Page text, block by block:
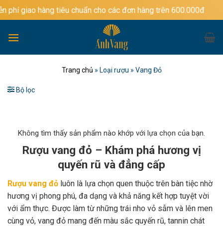
Bỏ
qua
dung
tiêu chuẩn cho các đơn hàng trên 600.000đ
Trang chủ » Loại rượu » Vang Đỏ
Bộ lọc
Không tìm thấy sản phẩm nào khớp với lựa chọn của bạn.
Rượu vang đỏ – Khám phá hương vị
quyến rũ và đẳng cấp
Rượu vang đỏ luôn là lựa chọn quen thuộc trên bàn tiệc nhờ
hương vị phong phú, đa dạng và khả năng kết hợp tuyệt vời
với ẩm thực. Được làm từ những trái nho vỏ sẫm và lên men
cùng vỏ, vang đỏ mang đến màu sắc quyến rũ, tannin chát